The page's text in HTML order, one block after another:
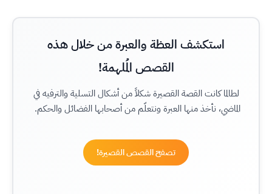
استكشف العظة والعبرة من خلال هذه
القصص المُلهمة!
لطالما كانت القصة القصيرة شكلاً من أشكال التسلية والترفيه في
الماضي، نأخذ منها العبرة ونتعلّم من أصحابها الفضائل والحكم.
تصفح القصص القصيرة!